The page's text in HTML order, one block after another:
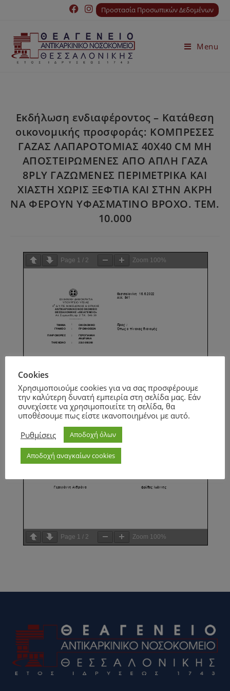
Προστασία Προσωπικών Δεδομένων
Menu
Εκδήλωση ενδιαφέροντος – Κατάθεση
οικονομικής προσφοράς: ΚΟΜΠΡΕΣΕΣ
ΓΑΖΑΣ ΛΑΠΑΡΟΤΟΜΙΑΣ 40Χ40 CM ΜΗ
ΑΠΟΣΤΕΙΡΩΜΕΝΕΣ ΑΠΟ ΑΠΛΗ ΓΑΖΑ
8PLY ΓΑΖΩΜΕΝΕΣ ΠΕΡΙΜΕΤΡΙΚΑ ΚΑΙ
ΧΙΑΣΤΗ ΧΩΡΙΣ ΞΕΦΤΙΑ ΚΑΙ ΣΤΗΝ ΑΚΡΗ
ΝΑ ΦΕΡΟΥΝ ΥΦΑΣΜΑΤΙΝΟ ΒΡΟΧΟ. ΤΕΜ.
10.000
Page 1 / 2 Zoom 100%
Page 1 / 2 Zoom 100%
Cookies
Χρησιμοποιούμε cookies για να σας προσφέρουμε
την καλύτερη δυνατή εμπειρία στη σελίδα μας. Εάν
συνεχίσετε να χρησιμοποιείτε τη σελίδα, θα
υποθέσουμε πως είστε ικανοποιημένοι με αυτό.
Ρυθμίσεις
Αποδοχή όλων
Αποδοχή αναγκαίων cookies